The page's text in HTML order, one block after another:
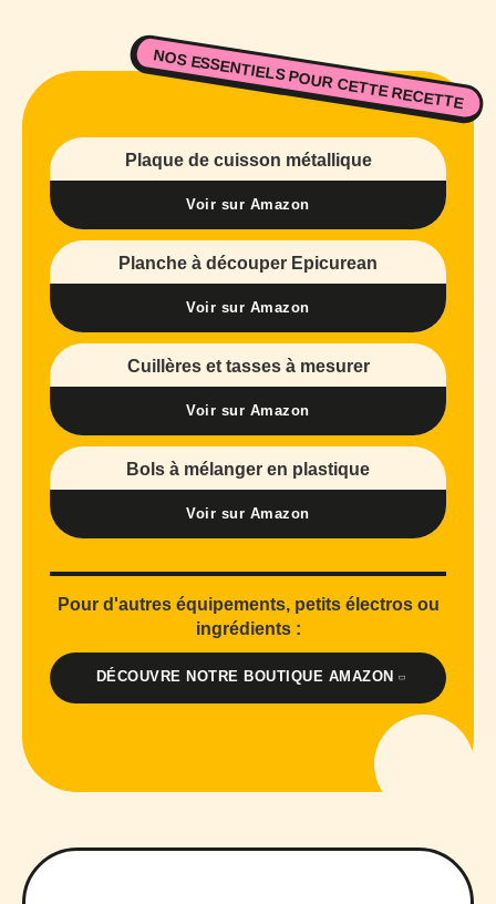
NOS ESSENTIELS POUR CETTE RECETTE
Plaque de cuisson métallique
Voir sur Amazon
Planche à découper Epicurean
Voir sur Amazon
Cuillères et tasses à mesurer
Voir sur Amazon
Bols à mélanger en plastique
Voir sur Amazon
Pour d'autres équipements, petits électros ou
ingrédients :
DÉCOUVRE NOTRE BOUTIQUE AMAZON